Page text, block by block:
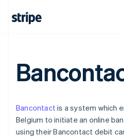
Bancontact is a system which
Belgium to initiate an online
using their Bancontact debit
English
オーストラリア
Nederlands English
キプロス
ギリシア